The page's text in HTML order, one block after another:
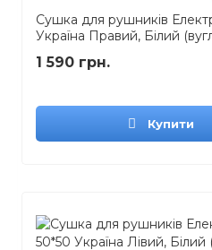
Сушка для рушників
Україна Правий, Білий
1 590 грн.
Купити